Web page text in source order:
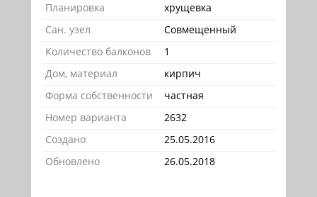
Планировка
хрущевка
Сан. узел
Совмещенный
Количество балконов
1
Дом, материал
кирпич
Форма собственности
частная
Номер варианта
2632
Создано
25.05.2016
Обновлено
26.05.2018